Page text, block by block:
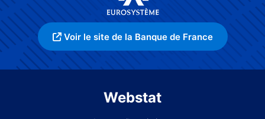
Voir le site de la Banque de France
Webstat